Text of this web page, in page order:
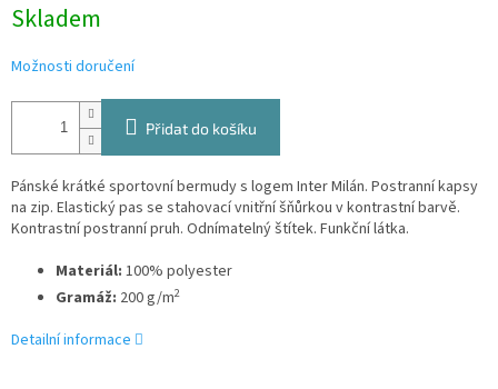
cena:
Skladem
Možnosti doručení
Přidat do košíku
Pánské krátké sportovní bermudy s logem Inter Milán. Postranní kapsy
na zip. Elastický pas se stahovací vnitřní šňůrkou v kontrastní barvě.
Kontrastní postranní pruh. Odnímatelný štítek. Funkční látka.
Materiál: 100% polyester
Gramáž: 200 g/m2
Detailní informace